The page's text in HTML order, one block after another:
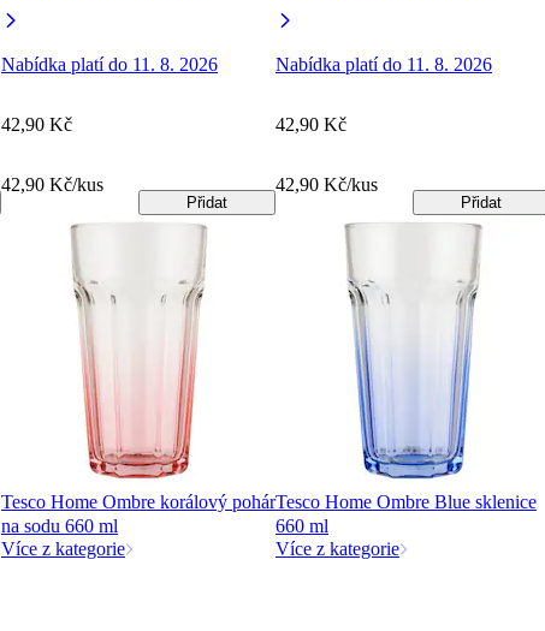
Nabídka platí do 11. 8. 2026
42,90 Kč
42,90 Kč/kus
Přidat
Nabídka platí do 11. 8. 2026
42,90 Kč
42,90 Kč/kus
Přidat
Tesco Home Ombre korálový pohár
na sodu 660 ml
Více z kategorie
Tesco Home Ombre Blue sklenice
660 ml
Více z kategorie